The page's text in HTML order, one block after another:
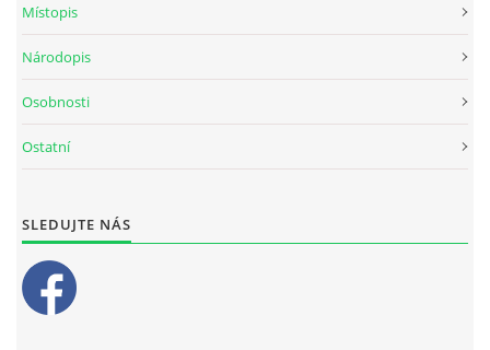
Místopis
Národopis
Osobnosti
Ostatní
SLEDUJTE NÁS